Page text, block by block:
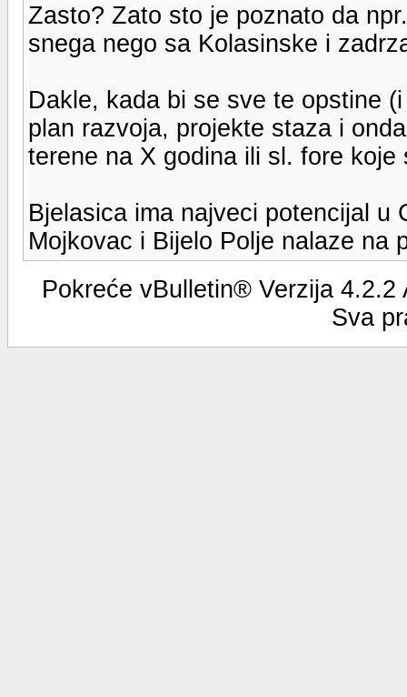
Zasto? Zato sto je poznato da
snega nego sa Kolasinske i
Dakle, kada bi se sve te opstine
plan razvoja, projekte staza i
terene na X godina ili sl. fore
Bjelasica ima najveci potencijal u
Mojkovac i Bijelo Polje nalaze na
Pokreće vBulletin® Verzija
Sva